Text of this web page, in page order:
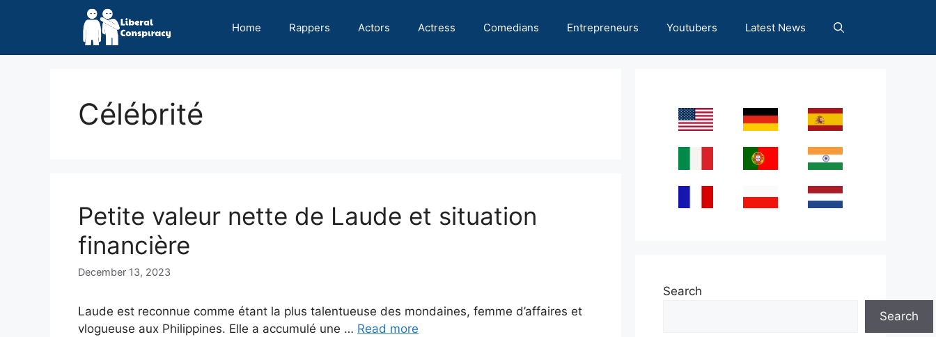
Home Rappers Actors Actress Comedians Entrepreneurs Youtubers Latest News
Célébrité
Petite valeur nette de Laude et situation
financière
December 13, 2023
Laude est reconnue comme étant la plus talentueuse des mondaines, femme d’affaires et
vlogueuse aux Philippines. Elle a accumulé une … Read more
Search
Search